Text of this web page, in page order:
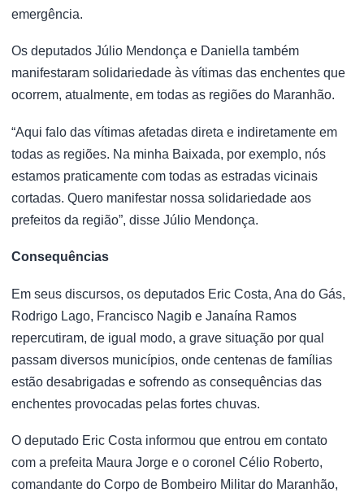
emergência.
Os deputados Júlio Mendonça e Daniella também
manifestaram solidariedade às vítimas das enchentes que
ocorrem, atualmente, em todas as regiões do Maranhão.
“Aqui falo das vítimas afetadas direta e indiretamente em
todas as regiões. Na minha Baixada, por exemplo, nós
estamos praticamente com todas as estradas vicinais
cortadas. Quero manifestar nossa solidariedade aos
prefeitos da região”, disse Júlio Mendonça.
Consequências
Em seus discursos, os deputados Eric Costa, Ana do Gás,
Rodrigo Lago, Francisco Nagib e Janaína Ramos
repercutiram, de igual modo, a grave situação por qual
passam diversos municípios, onde centenas de famílias
estão desabrigadas e sofrendo as consequências das
enchentes provocadas pelas fortes chuvas.
O deputado Eric Costa informou que entrou em contato
com a prefeita Maura Jorge e o coronel Célio Roberto,
comandante do Corpo de Bombeiro Militar do Maranhão,